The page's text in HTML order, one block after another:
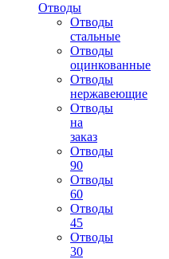
Отводы
Отводы
стальные
Отводы
оцинкованные
Отводы
нержавеющие
Отводы
на
заказ
Отводы
90
Отводы
60
Отводы
45
Отводы
30